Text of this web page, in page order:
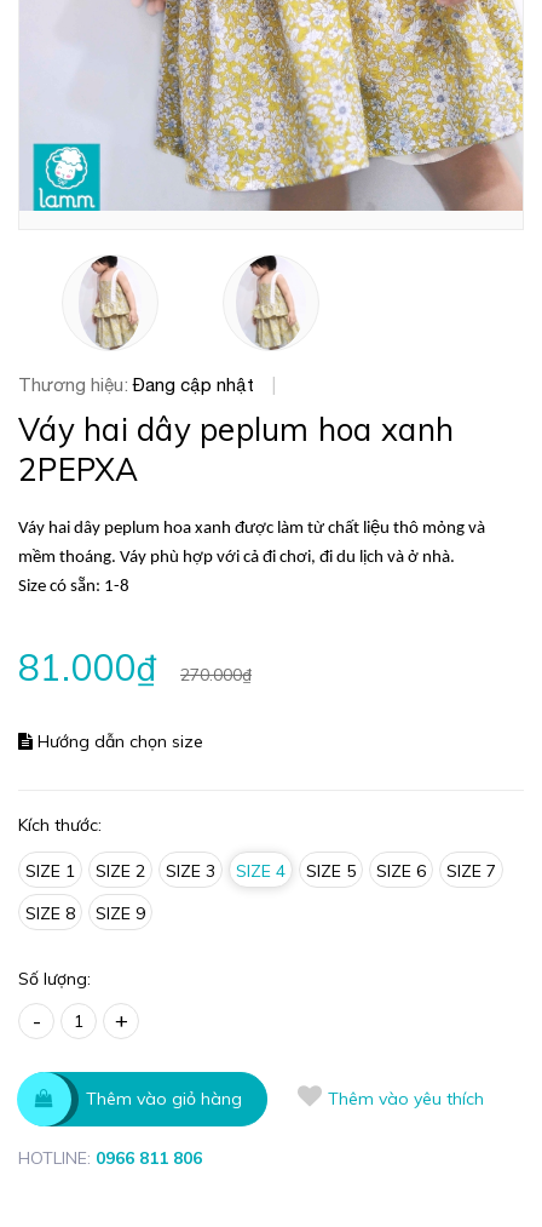
Thương hiệu:Đang cập nhật
Váy hai dây peplum hoa xanh
2PEPXA
Váy hai dây peplum hoa xanh được làm từ chất liệu thô mỏng và
mềm thoáng. Váy phù hợp với cả đi chơi, đi du lịch và ở nhà.
Size có sẵn: 1-8
81.000₫ 270.000₫
Hướng dẫn chọn size
Kích thước:
SIZE 1 SIZE 2 SIZE 3 SIZE 4 SIZE 5 SIZE 6
SIZE 7
SIZE 8
SIZE 9
Số lượng:
- +
Thêm vào giỏ hàng Thêm vào yêu thích
HOTLINE: 0966 811 806